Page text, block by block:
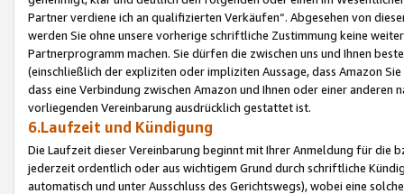
Partner verdiene ich an qualifizierten Verkäufen“. Abgesehen von
werden Sie ohne unsere vorherige schriftliche Zustimmung keine
Partnerprogramm machen. Sie dürfen die zwischen uns und Ihnen
(einschließlich der expliziten oder impliziten Aussage, dass Amazon
dass eine Verbindung zwischen Amazon und Ihnen oder einer
vorliegenden Vereinbarung ausdrücklich gestattet ist.
6.Laufzeit und Kündigung
Die Laufzeit dieser Vereinbarung beginnt mit Ihrer Anmeldung für die
jederzeit ordentlich oder aus wichtigem Grund durch schriftliche
automatisch und unter Ausschluss des Gerichtswegs), wobei eine